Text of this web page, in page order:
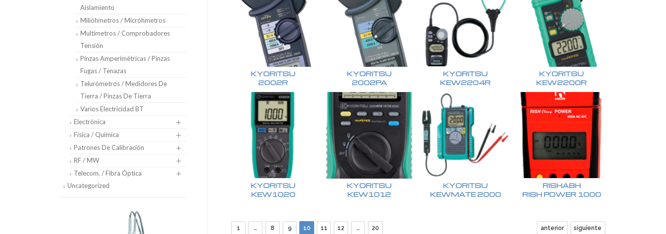
KYORITSU
2002R
KYORITSU
2002PA
KYORITSU
KEW2204R
KYORITSU
KEW2200R
KYORITSU
KEW1020
KYORITSU
KEW1012
KYORITSU
KEWMATE 2000
RISHABH
RISH POWER 1000
1 … 8 9 10 11 12 … 20 anterior siguiente
Aislamiento
Milióhmetros / Micróhmetros
Multímetros / Comprobadores
Tensión
Pinzas Amperimétricas / Pinzas
Fugas / Tenazas
Telurómetros / Medidores De
Tierra / Pinzas De Tierra
Varios Electricidad BT
Electrónica
Física / Química
Patrones De Calibración
RF / MW
Telecom. / Fibra Óptica
Uncategorized